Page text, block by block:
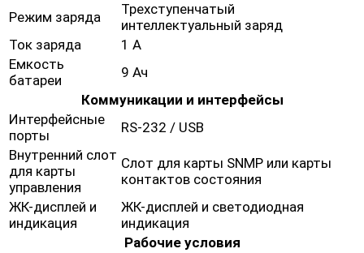
Режим заряда
Трехступенчатый
интеллектуальный заряд
Ток заряда
1 А
Емкость
батареи
9 Ач
Коммуникации и интерфейсы
Интерфейсные
порты
RS-232 / USB
Внутренний слот
для карты
управления
Слот для карты SNMP или карты
контактов состояния
ЖК-дисплей и
индикация
ЖК-дисплей и светодиодная
индикация
Рабочие условия